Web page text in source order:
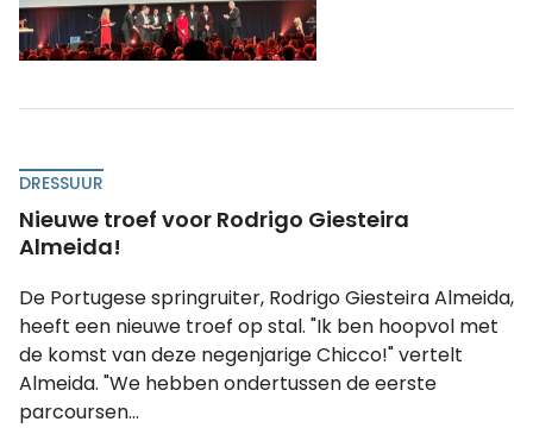
DRESSUUR
Nieuwe troef voor Rodrigo Giesteira
Almeida!
De Portugese springruiter, Rodrigo Giesteira Almeida,
heeft een nieuwe troef op stal. "Ik ben hoopvol met
de komst van deze negenjarige Chicco!" vertelt
Almeida. "We hebben ondertussen de eerste
parcoursen...